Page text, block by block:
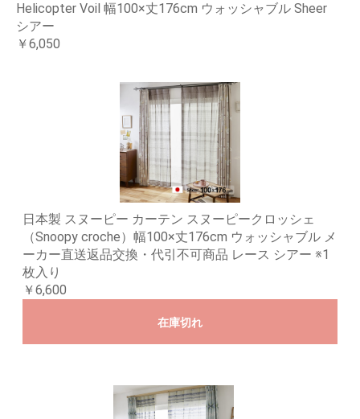
Helicopter Voil 幅100×丈176cm ウォッシャブル Sheer
シアー
￥6,050
日本製 スヌーピー カーテン スヌーピークロッシェ
（Snoopy croche）幅100×丈176cm ウォッシャブル メ
ーカー直送返品交換・代引不可商品 レース シアー ※1
枚入り
￥6,600
在庫切れ